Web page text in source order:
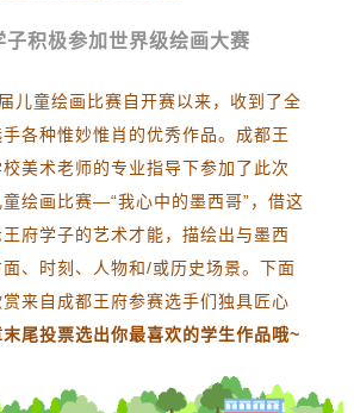
子积极参加世界级绘画大赛
童绘画比赛自开赛以来，收到了全
各种惟妙惟肖的优秀作品。 成都王
美术老师的专业指导下参加了此次
绘画比赛—“我心中的墨西哥”，借这
府学子的艺术才能，描绘出与墨西
、时刻、人物和/或历史场景。 下面
来自成都王府参赛选手们独具匠心
尾投票选出你最喜欢的学生作品哦~